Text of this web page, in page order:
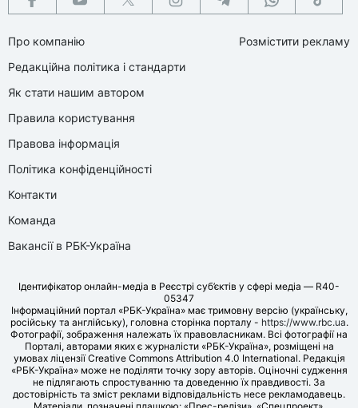
Про компанію
Редакційна політика і стандарти
Як стати нашим автором
Правила користування
Правова інформація
Політика конфіденційності
Контакти
Команда
Вакансії в РБК-Україна
Розмістити рекламу
Ідентифікатор онлайн-медіа в Реєстрі суб’єктів у сфері медіа — R40-
05347
Інформаційний портал «РБК-Україна» має тримовну версію (українську,
російську та англійську), головна сторінка порталу - https://www.rbc.ua.
Фотографії, зображення належать їх правовласникам. Всі фотографії на
Порталі, авторами яких є журналісти «РБК-Україна», розміщені на
умовах ліцензії Creative Commons Attribution 4.0 International. Редакція
«РБК-Україна» може не поділяти точку зору авторів. Оціночні судження
не підлягають спростуванню та доведенню їх правдивості. За
достовірність та зміст реклами відповідальність несе рекламодавець.